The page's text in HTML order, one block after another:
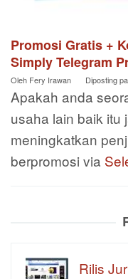
Promosi Gratis +
Simply Telegram
Oleh Fery Irawan Diposting
Apakah anda
usaha lain baik itu
meningkatkan
berpromosi via
Rilis